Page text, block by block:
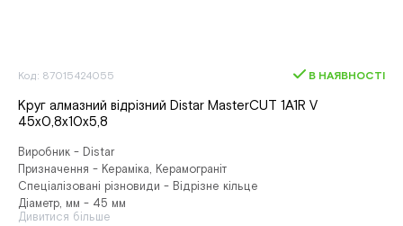
Код: 87015424055 В НАЯВНОСТІ
Круг алмазний відрізний Distar MasterCUT 1A1R V
45x0,8x10x5,8
Виробник - Distar
Призначення - Кераміка, Керамограніт
Спеціалізовані різновиди - Відрізне кільце
Діаметр, мм - 45 мм
Дивитися більше